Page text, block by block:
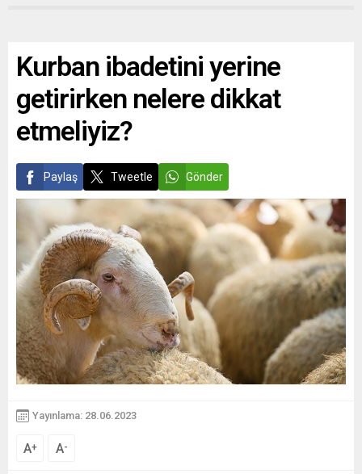
Kurban ibadetini yerine
getirirken nelere dikkat
etmeliyiz?
Paylaş Tweetle Gönder
Yayınlama: 28.06.2023
A+ A-